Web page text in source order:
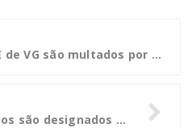
Gestores do DAE de VG são multados por descumprirem determinação do TCE
Conselheiros substitutos são designados para ocupar vagas e garantir funcionamento do TCE